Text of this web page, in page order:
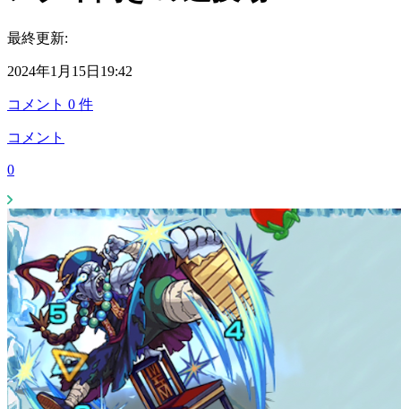
最終更新:
2024年1月15日19:42
コメント 0 件
コメント
0